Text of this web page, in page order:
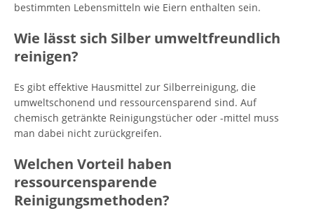
bestimmten Lebensmitteln wie Eiern enthalten sein.
Wie lässt sich Silber umweltfreundlich
reinigen?
Es gibt effektive Hausmittel zur Silberreinigung, die
umweltschonend und ressourcensparend sind. Auf
chemisch getränkte Reinigungstücher oder -mittel muss
man dabei nicht zurückgreifen.
Welchen Vorteil haben
ressourcensparende
Reinigungsmethoden?